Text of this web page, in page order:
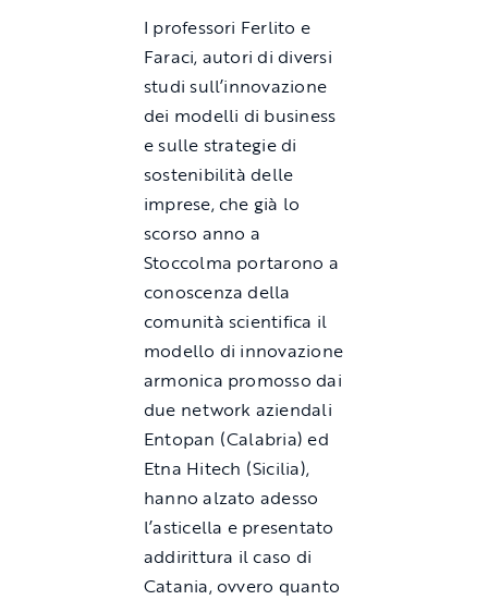
I professori Ferlito e
Faraci, autori di diversi
studi sull’innovazione
dei modelli di business
e sulle strategie di
sostenibilità delle
imprese, che già lo
scorso anno a
Stoccolma portarono a
conoscenza della
comunità scientifica il
modello di innovazione
armonica promosso dai
due network aziendali
Entopan (Calabria) ed
Etna Hitech (Sicilia),
hanno alzato adesso
l’asticella e presentato
addirittura il caso di
Catania, ovvero quanto